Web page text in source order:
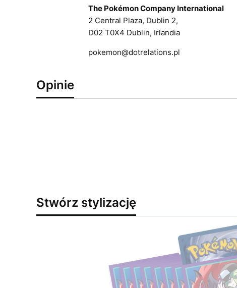
The Pokémon Company International
2 Central Plaza, Dublin 2,
D02 T0X4 Dublin, Irlandia
pokemon@dotrelations.pl
Opinie
Stwórz stylizację